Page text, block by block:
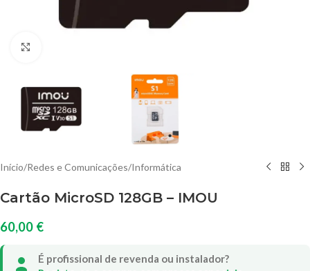
Início/Redes e Comunicações/Informática
Cartão MicroSD 128GB – IMOU
60,00 €
É profissional de revenda ou instalador?